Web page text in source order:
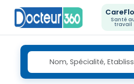
Santé
travail